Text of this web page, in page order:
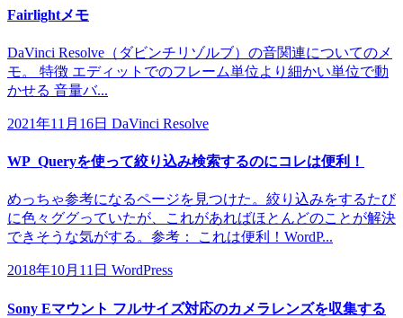
Fairlightメモ
DaVinci Resolve（ダビンチリゾルブ）の音関連についてのメ
モ。 特徴 エディットでのフレーム単位より細かい単位で動
かせる 音量バ...
2021年11月16日 DaVinci Resolve
WP_Queryを使って絞り込み検索するのにコレは便利！
めっちゃ参考になるページを見つけた。絞り込みをするたび
に色々ググっていたが、これがあればほとんどのことが解決
できそうな気がする。参考： これは便利！WordP...
2018年10月11日 WordPress
Sony Eマウント フルサイズ対応のカメラレンズを収集する